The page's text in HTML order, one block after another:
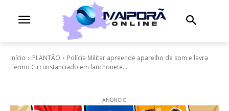
Início PLANTÃO
Polícia Militar apreende aparelho de som e lavra
Termo Circunstanciado em lanchonete...
- ANÚNCIO -